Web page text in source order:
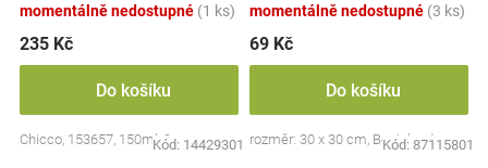
momentálně nedostupné (1 ks)
235 Kč
Do košíku
Chicco, 153657, 150ml, 0m+
Kód: 14429301
momentálně nedostupné (3 ks)
69 Kč
Do košíku
rozměr: 30 x 30 cm, Bocioland
Kód: 87115801